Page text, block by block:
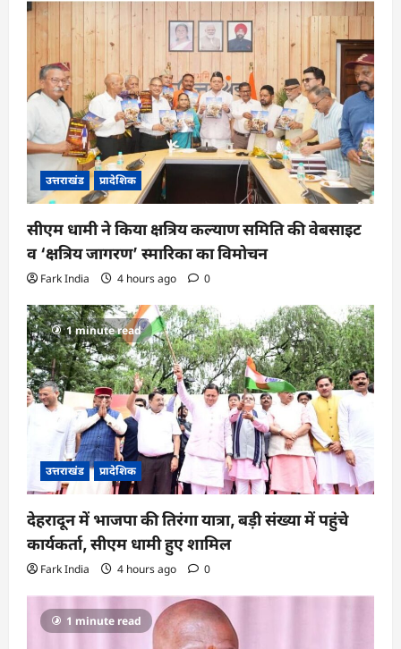
a
o
n
उत्तराखंड प्रादेशिक
सीएम धामी ने किया क्षत्रिय कल्याण समिति की वेबसाइट
व ‘क्षत्रिय जागरण’ स्मारिका का विमोचन
Fark India 4 hours ago 0
1 minute read
उत्तराखंड प्रादेशिक
देहरादून में भाजपा की तिरंगा यात्रा, बड़ी संख्या में पहुंचे
कार्यकर्ता, सीएम धामी हुए शामिल
Fark India 4 hours ago 0
1 minute read